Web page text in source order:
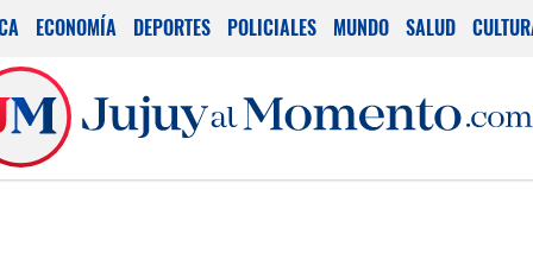
ECONOMÍA DEPORTES POLICIALES MUNDO SALUD